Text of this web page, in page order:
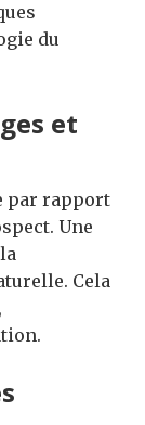
du
et
par rapport
Une
Cela